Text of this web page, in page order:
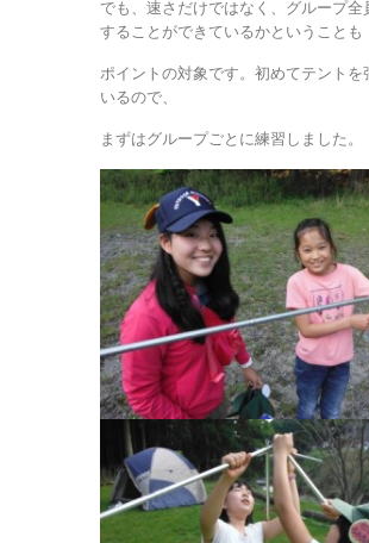
でも、速さだけではなく、グループ全
することができているかということも
ポイントの対象です。初めてテントを
いるので、
まずはグループごとに練習しました。